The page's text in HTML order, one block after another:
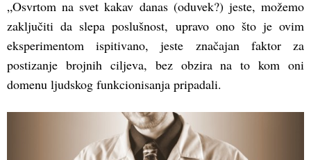
„Osvrtom na svet kakav danas (oduvek?) jeste, možemo
zaključiti da slepa poslušnost, upravo ono što je ovim
eksperimentom ispitivano, jeste značajan faktor za
postizanje brojnih ciljeva, bez obzira na to kom oni
domenu ljudskog funkcionisanja pripadali.